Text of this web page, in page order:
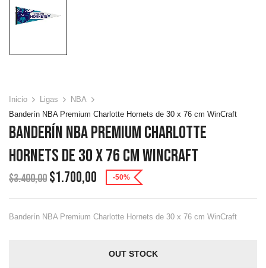
Inicio Ligas
NBA
Banderín NBA Premium Charlotte Hornets de 30 x 76 cm WinCraft
Banderín NBA Premium Charlotte
Hornets De 30 X 76 Cm WinCraft
$3.400,00 $1.700,00 -50%
Banderín NBA Premium Charlotte Hornets de 30 x 76 cm WinCraft
OUT STOCK